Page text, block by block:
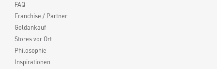
FAQ
Franchise / Partner
Goldankauf
Stores vor Ort
Philosophie
Inspirationen